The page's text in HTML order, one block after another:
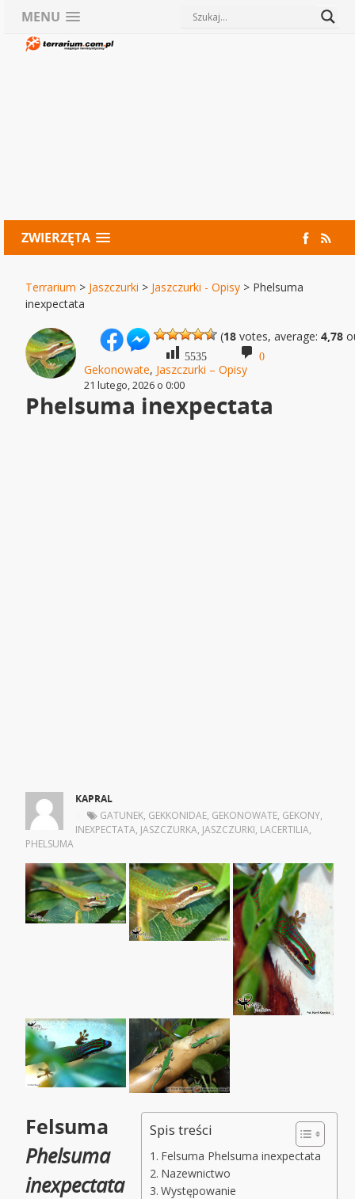
MENU
ZWIERZĘTA
Terrarium > Jaszczurki > Jaszczurki - Opisy > Phelsuma
inexpectata
(18 votes, average:4,78
5535 0
Gekonowate, Jaszczurki – Opisy
21 lutego, 2026 o 0:00
Phelsuma inexpectata
KAPRAL
GATUNEK, GEKKONIDAE, GEKONOWATE, GEKONY,
INEXPECTATA, JASZCZURKA, JASZCZURKI, LACERTILIA,
PHELSUMA
Spis treści
Felsuma Phelsuma inexpectata
Nazewnictwo
Występowanie
Felsuma
Phelsuma
inexpectata